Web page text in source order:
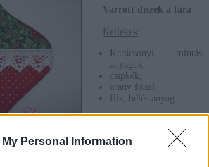
Personal Information
Varrott díszek a fára
Kellékek
Karácsonyi mintás
anyagok,
csipkék,
arany fonal,
flíz, bélés anyag.